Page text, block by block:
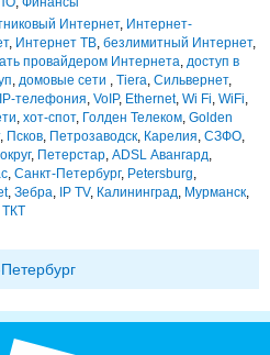
Интернет, Интернет-
, Интернет ТВ безлимитный Интернет,
провайдером Интернета доступ в
домовые сети Tiera Сильвернет,
IP-телефония VoIP, Ethernet, Wi Fi WiFi
хот-спот, Голден Телеком Golden
, Псков Петрозаводск Карелия СЗФО
, Петерстар ADSL Авангард
Санкт-Петербург, Petersburg
, Зебра IP TV, Калининград Мурманск
ТКТ